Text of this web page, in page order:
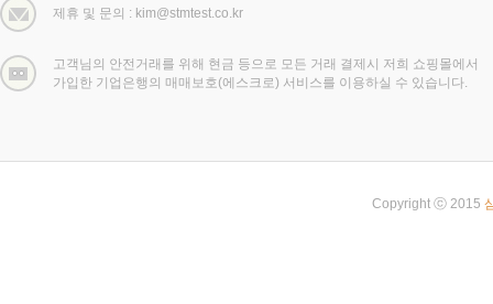
제휴 및 문의 : kim@stmtest.co.kr
고객님의 안전거래를 위해 현금 등으로 모든 거래 결제시 저희 쇼핑몰에서
가입한 기업은행의 매매보호(에스크로) 서비스를 이용하실 수 있습니다.
Copyright ⓒ 2015